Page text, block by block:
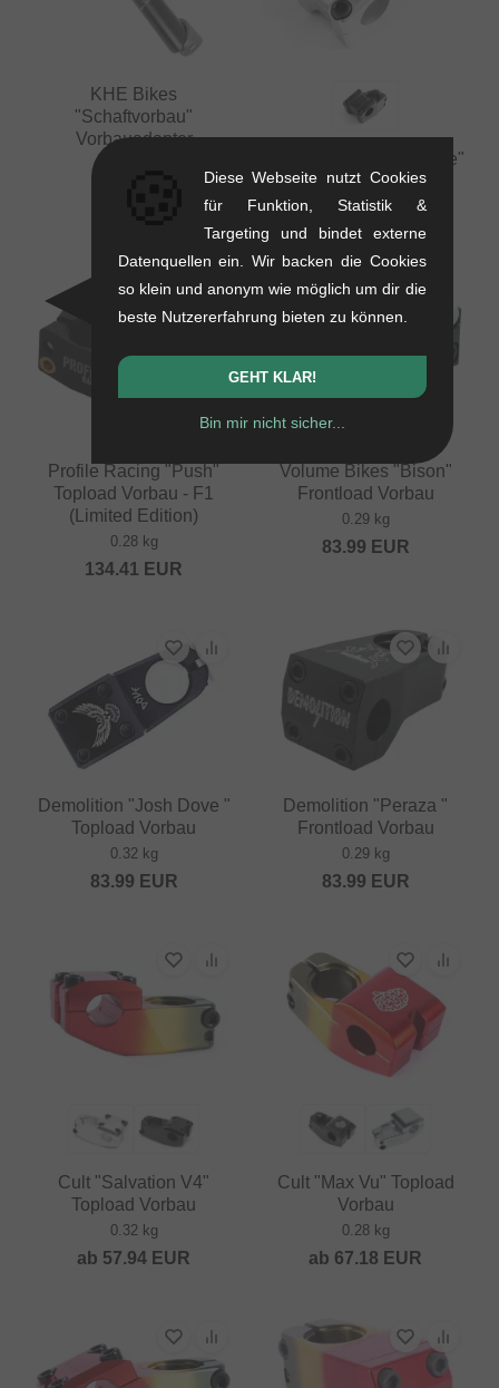
KHE Bikes
"Schaftvorbau"
Vorbauadapter
Nous BMX "V2 Reverse"
Topload Vorbau
0.25 kg
62.98 EUR
Profile Racing "Push"
Topload Vorbau - F1
(Limited Edition)
0.28 kg
134.41 EUR
Volume Bikes "Bison"
Frontload Vorbau
0.29 kg
83.99 EUR
Demolition "Josh Dove "
Topload Vorbau
0.32 kg
83.99 EUR
Demolition "Peraza "
Frontload Vorbau
0.29 kg
83.99 EUR
Cult "Salvation V4"
Topload Vorbau
0.32 kg
ab 57.94 EUR
Cult "Max Vu" Topload
Vorbau
0.28 kg
ab 67.18 EUR
Diese Webseite nutzt Cookies
für Funktion, Statistik &
Targeting und bindet externe
Datenquellen ein. Wir backen die Cookies
so klein und anonym wie möglich um dir die
beste Nutzererfahrung bieten zu können.
GEHT KLAR!
Bin mir nicht sicher...